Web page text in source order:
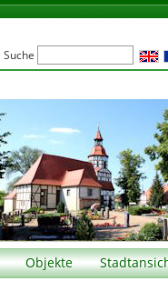
Objekte
Suche